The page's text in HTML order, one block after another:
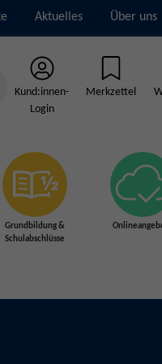
Aktuelles Über uns
Kund:innen-
Login
Merkzettel
Grundbildung &
Schulabschlüsse